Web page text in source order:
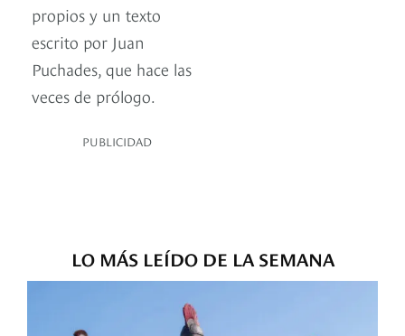
propios y un texto
escrito por Juan
Puchades, que hace las
veces de prólogo.
PUBLICIDAD
LO MÁS LEÍDO DE LA SEMANA